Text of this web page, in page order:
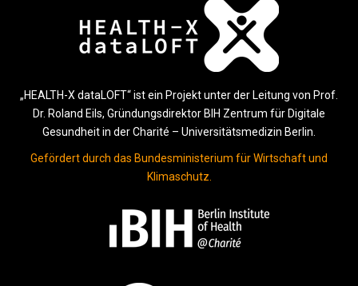
„HEALTH-X dataLOFT“ ist ein Projekt unter der Leitung von Prof.
Dr. Roland Eils, Gründungsdirektor BIH Zentrum für Digitale
Gesundheit in der Charité – Universitätsmedizin Berlin.
Gefördert durch das Bundesministerium für Wirtschaft und
Klimaschutz.